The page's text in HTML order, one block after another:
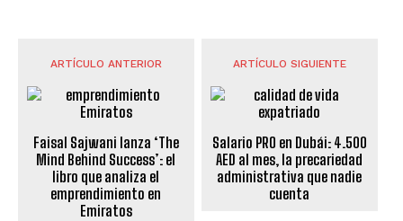
ARTÍCULO ANTERIOR
Faisal Sajwani lanza ‘The
Mind Behind Success’: el
libro que analiza el
emprendimiento en
Emiratos
ARTÍCULO SIGUIENTE
Salario PRO en Dubái: 4.500
AED al mes, la precariedad
administrativa que nadie
cuenta